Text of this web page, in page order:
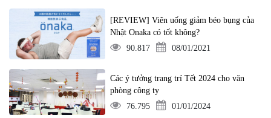
[REVIEW] Viên uống giảm béo bụng của
Nhật Onaka có tốt không?
90.817
08/01/2021
Các ý tưởng trang trí Tết 2024 cho văn
phòng công ty
76.795
01/01/2024